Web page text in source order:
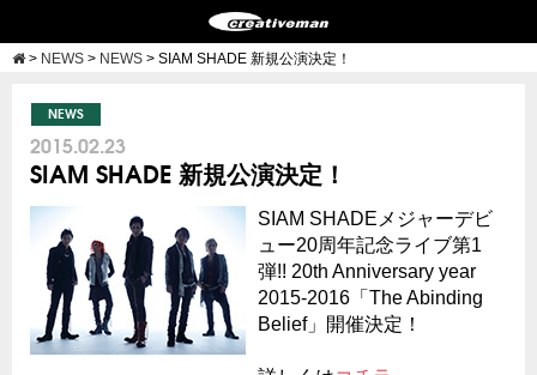
> NEWS > NEWS > SIAM SHADE 新規公演決定！
NEWS
2015.02.23
SIAM SHADE 新規公演決定！
SIAM SHADEメジャーデビ
ュー20周年記念ライブ第1
弾!! 20th Anniversary year
2015-2016「The Abinding
Belief」開催決定！